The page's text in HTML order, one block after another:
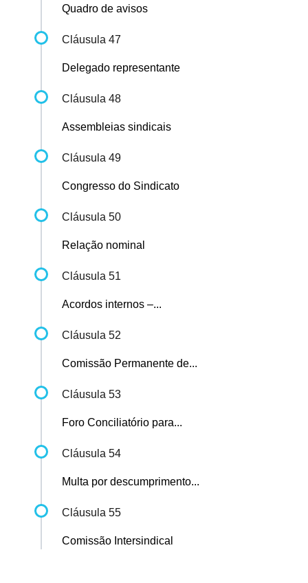
Quadro de avisos
Cláusula 47
Delegado representante
Cláusula 48
Assembleias sindicais
Cláusula 49
Congresso do Sindicato
Cláusula 50
Relação nominal
Cláusula 51
Acordos internos –...
Cláusula 52
Comissão Permanente de...
Cláusula 53
Foro Conciliatório para...
Cláusula 54
Multa por descumprimento...
Cláusula 55
Comissão Intersindical